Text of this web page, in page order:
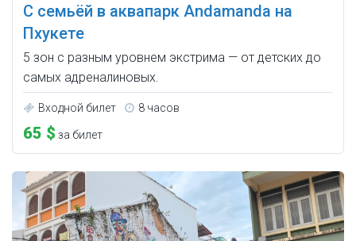
С семьёй в аквапарк Andamanda на
Пхукете
5 зон с разным уровнем экстрима — от детских до
самых адреналиновых.
Входной билет 8 часов
65 $ за билет